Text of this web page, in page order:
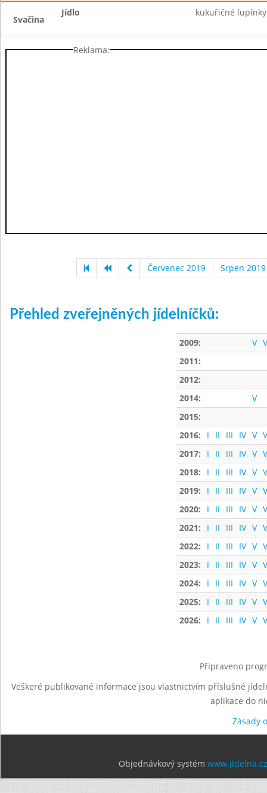
Svačina
Jídlo kukuřičné
Reklama:
Červenec 2019 Srpen 2019
Přehled zveřejněných jídelníčků:
2009: V
2011:
2012:
2014:
V
2015:
2016:
I II III IV V
2017:
I II III IV V
2018:
I II III IV V
2019:
I II III IV V
2020:
I II III IV V
2021:
I II III IV V
2022:
I II III IV V
2023:
I II III IV V
2024:
I II III IV V
2025:
I II III IV V
2026:
I II III IV V
Připraveno
Veškeré publikované informace jsou vlastnictvím příslušné
aplikace do
Zásady
Objednávkový systém www.jidelna.cz